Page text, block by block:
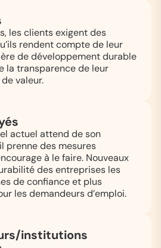
les clients exigent des
rendent compte de leur
de développement durable
la transparence de leur
valeur.
actuel attend de son
prenne des mesures
à le faire. Nouveaux
des entreprises les
de confiance et plus
les demandeurs d’emploi.
institutions